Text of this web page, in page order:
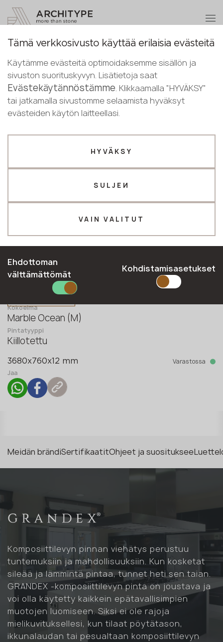
English
Finnish
+48 22 602 20 22
Ryhdy kumppaniksi
Takaisin luetteloon
M-709 Lost Submarine
GRANDEX
Uutuus
Kokoelma
Marble Ocean (M)
Pintatyyppi
Kiillotettu
3680x760x12 mm
Varastossa
Jaa
Meidän brändiSertifikaatitOhjeet ja suosituksee
Komposiittilevyn pinnan viehätys perustuu
tuntemuksiin ja mahdollisuuksiin. Kun kosketat
sileää ja lämmintä pintaa, tunnet heti sen taian.
GRANDEX -komposiittilevyn pinta on joustava ja
voi olla käytetty kaikkein epätavallisimpien
muotojen luomiseen. Siksi ei ole rajoja
mielikuvituksellesi, kun tilaat pöytätason,
ikkunalaudan tai pesualtaan komposiittilevyn
Ryhdy
kumppaniksi
Lähetä tietosi tai soita meille
+48 22 602 20 22
Valmistaja Suunnittelija
Sähköposti *
Kiitos!
Johtajamme ottavat sinuun pian
yhteyttä
Tämä verkkosivusto käyttää erilaisia evästeitä
Käytämme evästeitä optimoidaksemme sisällön ja
sivuston suorituskyvyn. Lisätietoja saat
Evästekäytännöstämme. Klikkaamalla "HYVÄKSY"
tai jatkamalla sivustomme selaamista hyväksyt
evästeiden käytön laitteellasi.
VAIN VALITUT
SULJEИ
HYVÄKSY
Ehdottoman
välttämättömät
Kohdistamisasetukset